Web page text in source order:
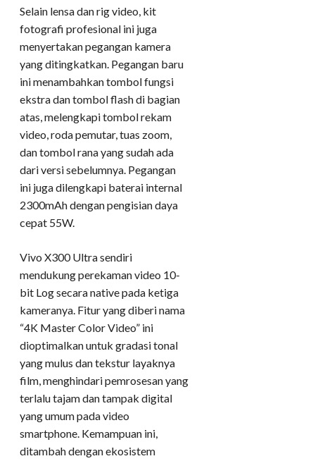
Selain lensa dan rig video, kit
fotografi profesional ini juga
menyertakan pegangan kamera
yang ditingkatkan. Pegangan baru
ini menambahkan tombol fungsi
ekstra dan tombol flash di bagian
atas, melengkapi tombol rekam
video, roda pemutar, tuas zoom,
dan tombol rana yang sudah ada
dari versi sebelumnya. Pegangan
ini juga dilengkapi baterai internal
2300mAh dengan pengisian daya
cepat 55W.
Vivo X300 Ultra sendiri
mendukung perekaman video 10-
bit Log secara native pada ketiga
kameranya. Fitur yang diberi nama
“4K Master Color Video” ini
dioptimalkan untuk gradasi tonal
yang mulus dan tekstur layaknya
film, menghindari pemrosesan yang
terlalu tajam dan tampak digital
yang umum pada video
smartphone. Kemampuan ini,
ditambah dengan ekosistem